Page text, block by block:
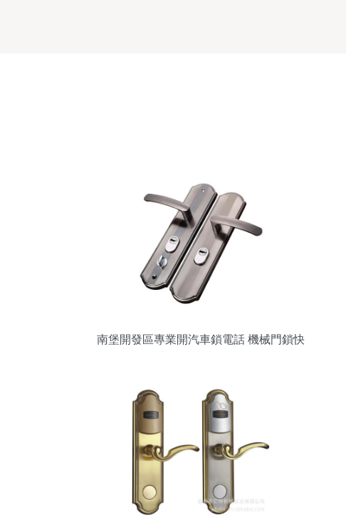
南堡開發區專業開汽車鎖電話 機械門鎖快